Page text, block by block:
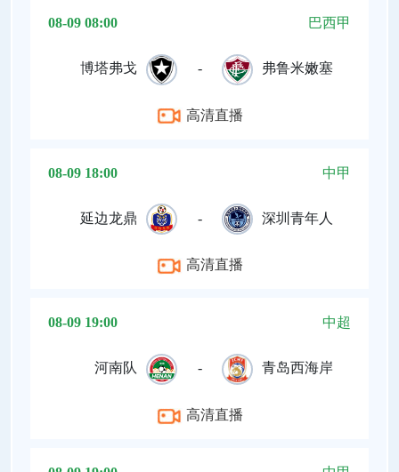
08-09 08:00 巴西甲
博塔弗戈 - 弗鲁米嫩塞
高清直播
08-09 18:00 中甲
延边龙鼎 - 深圳青年人
高清直播
08-09 19:00 中超
河南队 - 青岛西海岸
高清直播